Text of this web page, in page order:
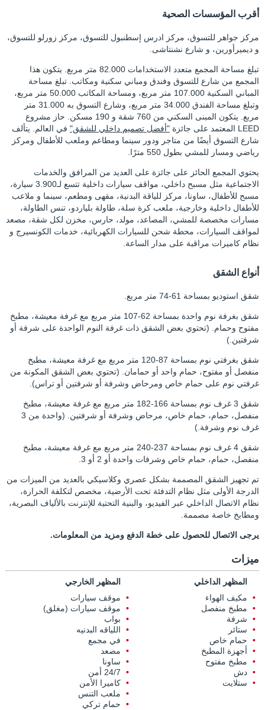
أقرب المؤسسات الصحية
مركز جواهر للتسوق، مركز ادرس إسطنبول للتسوق، مركز زورلو للتسوق،
و ديميرأورين، و شارع نشنتاشى.
تبلغ مساحة المجمع متعدد الاستخدامات 82.000 متر مربع. يتكون هذا
المجمع من شارع للتسوق وفندق ومباني سكنية ومكاتب. تبلغ مساحة
المباني السكنية 107.000 متر مربع، ومساحة المكاتب 50.000 متر مربع،
وتبلغ مساحة الفندق 34.000 متر مربع، وشارع التسوق به 31.000 متر
مربع. يتكون المبنى السكني من 760 شقة و 190 مسكن. حاز مشروع
LEED المعتمد على جائزة
"أفضل تصميم داخلي للشقق" في العالم. يتألف
شارع التسوق أيضًا من متاجر ودور سينما ومطاعم وملعب للأطفال ومركز
رياضي ومسار للمشي بطول 550 مترًا.
يحتوي المجمع الحائز على جائزة على العديد من المرافق والخدمات
الاجتماعية مثل مسبح داخلي، مواقف سيارات داخلية تتسع لـ3.900 سيارة،
مسبح للأطفال، ساونا، مركز للياقة البدنية، مقهى ومطعم، سينما و ملاعب
للأطفال داخلية وخارجية، ملعب كرة سلة، طاولة بلياردو، تنس الطاولة،
مسارات مخصصة للمشي، المصاعد، مولد، حارس، مخزن لكل شقة، مصعد
لمواقف السيارات، محطة شحن للسيارات الكهربائية، خدمات الكونسيرج و
نظام كاميرات مراقبة على مدار الساعة.
أنواع الشقق
شقق استوديو بمساحة 61-74 متر مربع.
شقق بغرفة نوم واحدة بمساحة 62-107 متر مربع مع غرفة معيشة، مطبخ
مفتوح وحمام. (تحتوي بعض الشقق ذات غرفة النوم الواحدة على شرفة أو
شرفتين.)
شقق بغرفتي نوم بمساحة 87-120 متر مربع مع غرفة معيشة، مطبخ
منفصل أو مفتوح، حمام واحد أو حمامان. (تحتوي بعض الشقق المكونة من
غرفتي نوم على حمام خاص ومرحاض وشرفة أو شرفتين أو تراس).
شقق 3 غرف نوم بمساحة 166-182 متر مربع مع غرفة معيشة، مطبخ
منفصل، حمام، حمام خاص، مرحاض وشرفة أو شرفتين. (واحدة من 3
غرف نوم وشرفة.)
شقق 4 غرف نوم بمساحة 237-240 متر مربع مع غرفة معيشة، مطبخ
منفصل، حمام، حمام خاص وشرفات واحدة أو 2 أو 3.
تم تجهيز الشقق المصممة بشكل عصري وكلاسيكي بالعديد من الميزات من
الدرجة الأولى مثل نظام التدفئة تحت الأرضية، مخصص لتكلفة الحرارة،
نظام الاتصال الداخلي عبر الفيديو، والبنية التحتية للإنترنت بالألياف البصرية،
ومطابخ خاصة مصممة.
يرجى الاتصال للحصول على خطة الدفع ومزيد من المعلومات.
ميزات
المظهر الداخلي
مكيف الهواء
مطبخ منفصل
شرفة
ستائر
حمام خاص
أجهزة المطبخ
مطبخ مفتوح
دش
ستلايت
المظهر الخارجي
موقف سيارات
موقف سيارات (مغلق)
بواب
اللياقه البدنيه
في مجمع
مصعد
ساونا
24/7 أمن
كاميرا الأمن
ملعب التنس
حمام تركي